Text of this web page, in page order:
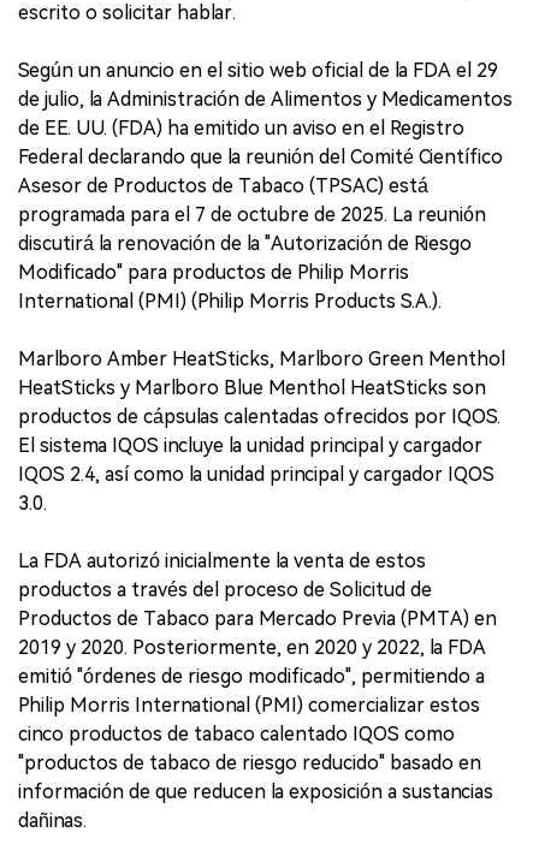
escrito o solicitar hablar.
Según un anuncio en el sitio web oficial de la FDA el 29
de julio, la Administración de Alimentos y Medicamentos
de EE. UU. (FDA) ha emitido un aviso en el Registro
Federal declarando que la reunión del Comité Científico
Asesor de Productos de Tabaco (TPSAC) está
programada para el 7 de octubre de 2025. La reunión
discutirá la renovación de la "Autorización de Riesgo
Modificado" para productos de Philip Morris
International (PMI) (Philip Morris Products S.A.).
Marlboro Amber HeatSticks, Marlboro Green Menthol
HeatSticks y Marlboro Blue Menthol HeatSticks son
productos de cápsulas calentadas ofrecidos por IQOS.
El sistema IQOS incluye la unidad principal y cargador
IQOS 2.4, así como la unidad principal y cargador IQOS
3.0.
La FDA autorizó inicialmente la venta de estos
productos a través del proceso de Solicitud de
Productos de Tabaco para Mercado Previa (PMTA) en
2019 y 2020. Posteriormente, en 2020 y 2022, la FDA
emitió "órdenes de riesgo modificado", permitiendo a
Philip Morris International (PMI) comercializar estos
cinco productos de tabaco calentado IQOS como
"productos de tabaco de riesgo reducido" basado en
información de que reducen la exposición a sustancias
dañinas.